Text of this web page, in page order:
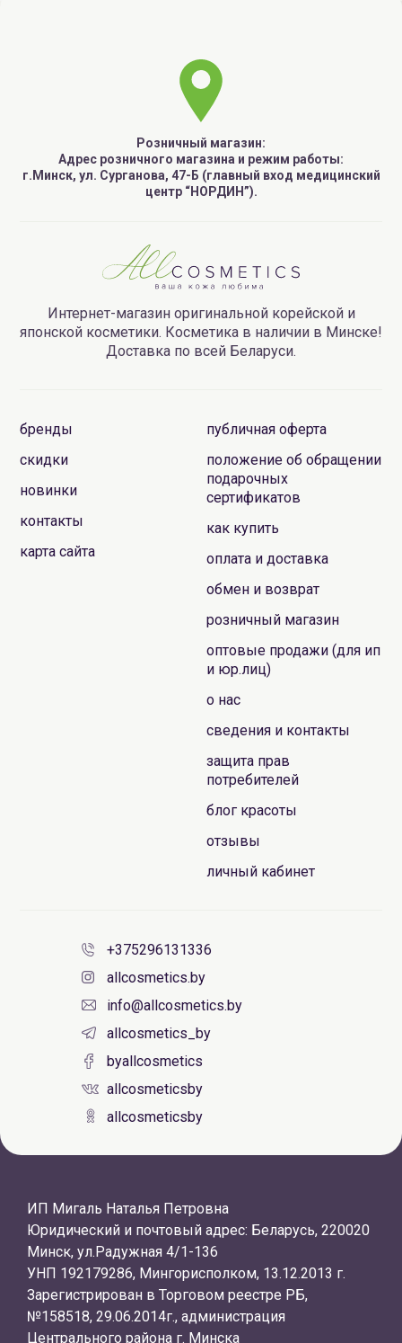
Розничный магазин:
Адрес розничного магазина и режим работы:
г.Минск, ул. Сурганова, 47-Б (главный вход медицинский
центр “НОРДИН”).
Интернет-магазин оригинальной корейской и
японской косметики. Косметика в наличии в Минске!
Доставка по всей Беларуси.
бренды
скидки
новинки
контакты
карта сайта
публичная оферта
положение об обращении
подарочных
сертификатов
как купить
оплата и доставка
обмен и возврат
розничный магазин
оптовые продажи (для ип
и юр.лиц)
о нас
сведения и контакты
защита прав
потребителей
блог красоты
отзывы
личный кабинет
+375296131336
allcosmetics.by
info@allcosmetics.by
allcosmetics_by
byallcosmetics
allcosmeticsby
allcosmeticsby
ИП Мигаль Наталья Петровна
Юридический и почтовый адрес: Беларусь, 220020
Минск, ул.Радужная 4/1-136
УНП 192179286, Мингорисполком, 13.12.2013 г.
Зарегистрирован в Торговом реестре РБ,
№158518, 29.06.2014г., администрация
Центрального района г. Минска